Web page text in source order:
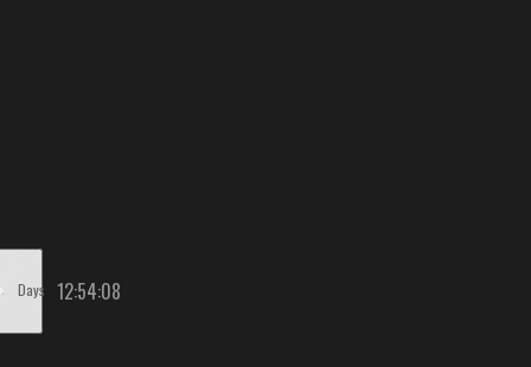
Days 12:54:08